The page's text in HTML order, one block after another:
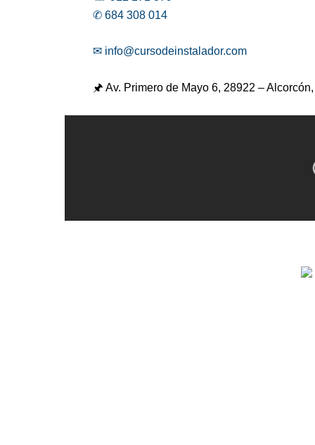
✆ 684 308 014
✉ info@cursodeinstalador.com
🖈 Av. Primero de Mayo 6, 28922 –